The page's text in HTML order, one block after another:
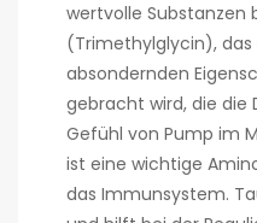
wertvolle Substanzen
(Trimethylglycin), das
absondernden
gebracht wird, die die
Gefühl von Pump im
ist eine wichtige
das Immunsystem.